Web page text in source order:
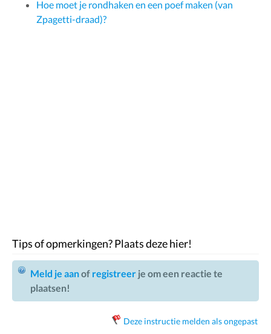
Hoe moet je rondhaken en een poef maken (van
Zpagetti-draad)?
Tips of opmerkingen? Plaats deze hier!
Meld je aanof registreer je om een reactie te
plaatsen!
Deze instructie melden als ongepast